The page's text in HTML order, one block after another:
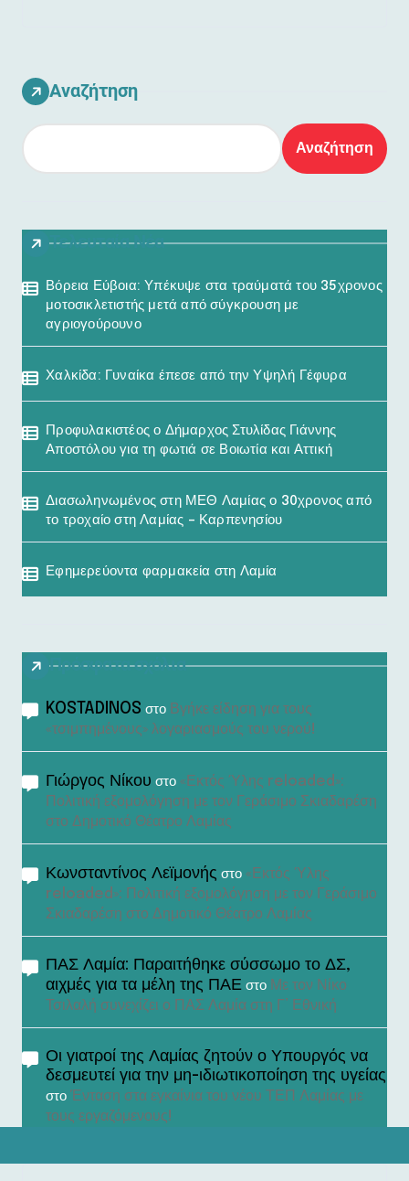
Αναζήτηση
Αναζήτηση
Τελευταία Νέα
Βόρεια Εύβοια: Υπέκυψε στα τραύματά του 35χρονος
μοτοσικλετιστής μετά από σύγκρουση με
αγριογούρουνο
Χαλκίδα: Γυναίκα έπεσε από την Υψηλή Γέφυρα
Προφυλακιστέος ο Δήμαρχος Στυλίδας Γιάννης
Αποστόλου για τη φωτιά σε Βοιωτία και Αττική
Διασωληνωμένος στη ΜΕΘ Λαμίας ο 30χρονος από
το τροχαίο στη Λαμίας – Καρπενησίου
Εφημερεύοντα φαρμακεία στη Λαμία
Πρόσφατα σχόλια
KOSTADINOS στο Βγήκε είδηση για τους
«τσιμπημένους» λογαριασμούς του νερού!
Γιώργος Νίκου στο «Εκτός Ύλης reloaded»:
Πολιτική εξομολόγηση με τον Γεράσιμο Σκιαδαρέση
στο Δημοτικό Θέατρο Λαμίας
Κωνσταντίνος Λεϊμονής στο «Εκτός Ύλης
reloaded»: Πολιτική εξομολόγηση με τον Γεράσιμο
Σκιαδαρέση στο Δημοτικό Θέατρο Λαμίας
ΠΑΣ Λαμία: Παραιτήθηκε σύσσωμο το ΔΣ,
αιχμές για τα μέλη της ΠΑΕ στο Με τον Νίκο
Τσιλαλή συνεχίζει ο ΠΑΣ Λαμία στη Γ’ Εθνική
Οι γιατροί της Λαμίας ζητούν ο Υπουργός να
δεσμευτεί για την μη-ιδιωτικοποίηση της υγείας
στο Ένταση στα εγκαίνια του νέου ΤΕΠ Λαμίας με
τους εργαζόμενους!